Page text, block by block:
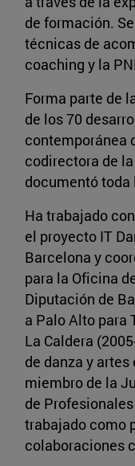
de formación.
técnicas de
coaching y la
Forma parte de
de los 70
contemporánea
codirectora de
documentó toda
Ha trabajado
el proyecto IT
Barcelona y
para la Oficina
Diputación de
a Palo Alto para
La Caldera
de danza y
miembro de la
de
trabajado como
colaboraciones